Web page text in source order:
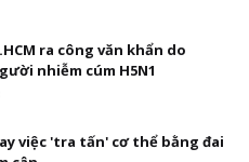
ra công văn khẩn do
nhiễm cúm H5N1
việc 'tra tấn' cơ thể bằng đai